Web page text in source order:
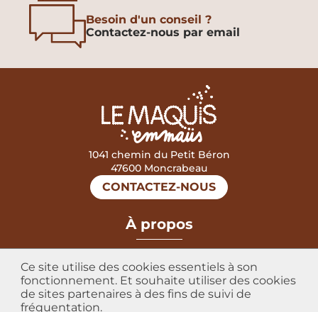
Ce site utilise des cookies essentiels à son
fonctionnement. Et souhaite utiliser des cookies
de sites partenaires à des fins de suivi de
fréquentation.
Besoin d'un conseil ?
Contactez-nous par email
1041 chemin du Petit Béron
47600 Moncrabeau
CONTACTEZ-NOUS
À propos
Données personnelles
Conditions Générales de Vente